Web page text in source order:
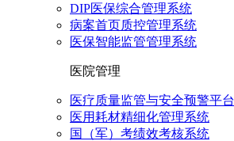
DIP医保综合管理系统
病案首页质控管理系统
医保智能监管管理系统
医院管理
医疗质量监管与安全预警平台
医用耗材精细化管理系统
国（军）考绩效考核系统